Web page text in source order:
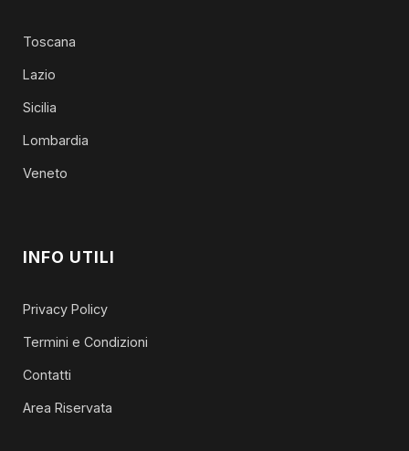
Toscana
Lazio
Sicilia
Lombardia
Veneto
INFO UTILI
Privacy Policy
Termini e Condizioni
Contatti
Area Riservata